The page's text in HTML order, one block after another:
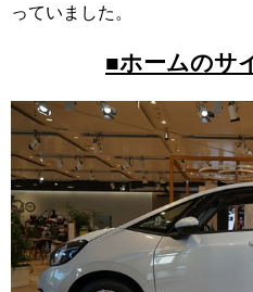
っていました。
■ホームのサ